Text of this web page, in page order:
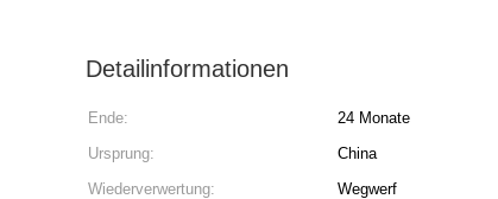
Detailinformationen
Ende: 24 Monate
Ursprung:
China
Wiederverwertung:
Wegwerf